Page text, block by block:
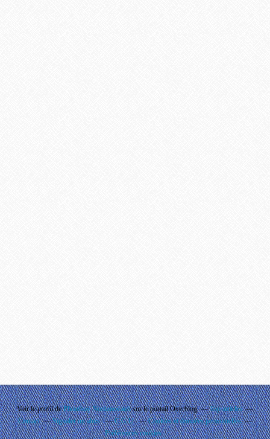
Voir le profil dePhouthay Nontanovanhsur le portail Overblog
Top articles
Contact
Signaler un abus C.G.U.
Cookies et données personnelles
Préférences cookies